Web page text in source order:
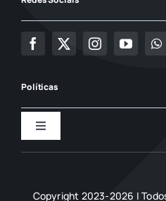
Políticas
Toggle
Navigation
Copyright 2023-2026 |